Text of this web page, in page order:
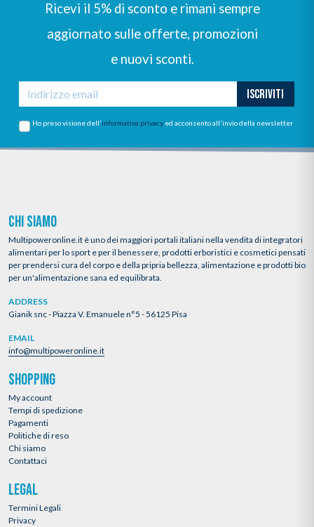
Ricevi il 5% di sconto e rimani sempre
aggiornato sulle offerte, promozioni
e nuovi sconti.
ISCRIVITI
Ho preso visione dell'informativa privacy ed acconsento all'invio della newsletter
CHI SIAMO
Multipoweronline.it è uno dei maggiori portali italiani nella vendita di integratori
alimentari per lo sport e per il benessere, prodotti erboristici e cosmetici pensati
per prendersi cura del corpo e della pripria bellezza, alimentazione e prodotti bio
per un'alimentazione sana ed equilibrata.
ADDRESS
Gianik snc - Piazza V. Emanuele n°5 - 56125 Pisa
EMAIL
info@multipoweronline.it
SHOPPING
My account
Tempi di spedizione
Pagamenti
Politiche di reso
Chi siamo
Contattaci
LEGAL
Termini Legali
Privacy